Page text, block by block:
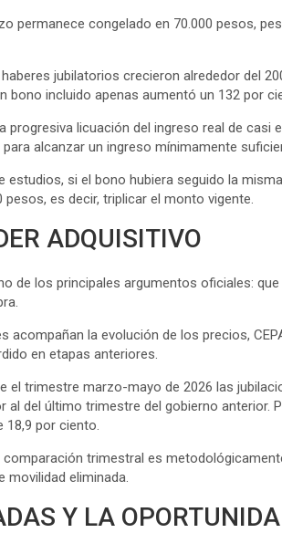
permanece congelado en 70.000 pesos,
jubilatorios crecieron alrededor del
bono incluido apenas aumentó un 132 por
progresiva licuación del ingreso real de casi
alcanzar un ingreso mínimamente
estudios, si el bono hubiera seguido la
pesos, es decir, triplicar el monto vigente.
ADQUISITIVO
de los principales argumentos oficiales:
acompañan la evolución de los precios,
en etapas anteriores.
el trimestre marzo-mayo de 2026 las
al del último trimestre del gobierno anterior.
18,9 por ciento.
comparación trimestral es
movilidad eliminada.
Y LA